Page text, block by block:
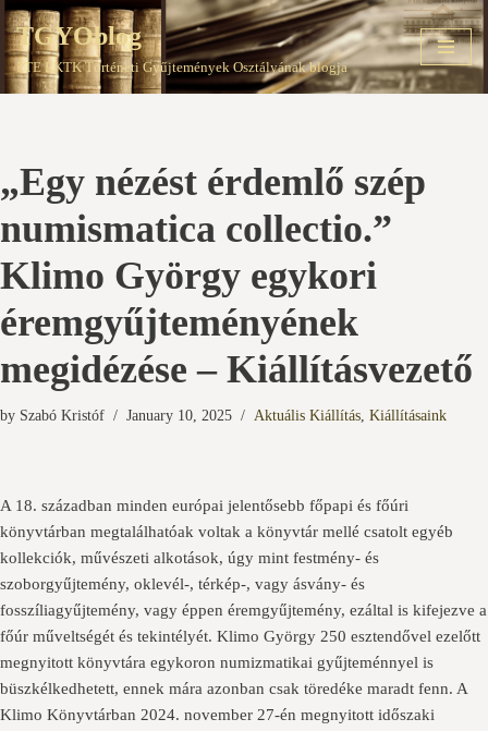
Skip
to
TGYOblog
PTE EKTK Történeti Gyűjtemények Osztályának blogja
„Egy nézést érdemlő szép
numismatica collectio.”
Klimo György egykori
éremgyűjteményének
megidézése – Kiállításvezető
by Szabó Kristóf January 10, 2025 Aktuális Kiállítás, Kiállításaink
A 18. században minden európai jelentősebb főpapi és főúri
könyvtárban megtalálhatóak voltak a könyvtár mellé csatolt egyéb
kollekciók, művészeti alkotások, úgy mint festmény- és
szoborgyűjtemény, oklevél-, térkép-, vagy ásvány- és
fosszíliagyűjtemény, vagy éppen éremgyűjtemény, ezáltal is kifejezve a
főúr műveltségét és tekintélyét. Klimo György 250 esztendővel ezelőtt
megnyitott könyvtára egykoron numizmatikai gyűjteménnyel is
büszkélkedhetett, ennek mára azonban csak töredéke maradt fenn. A
Klimo Könyvtárban 2024. november 27-én megnyitott időszaki